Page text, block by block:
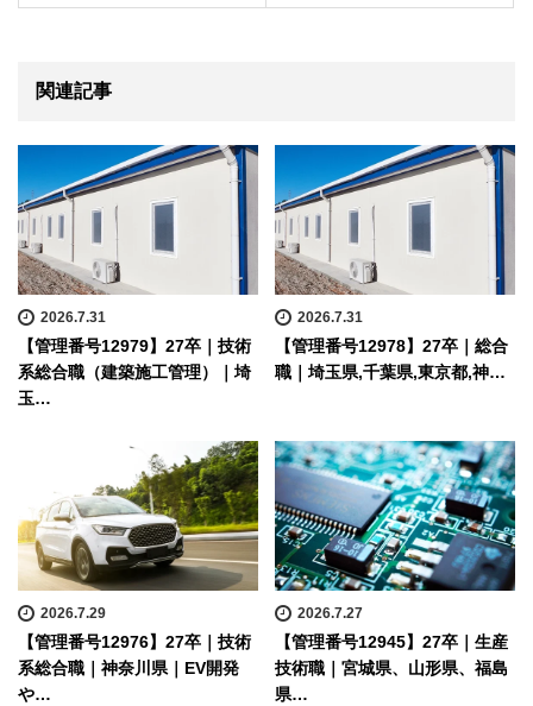
関連記事
2026.7.31
【管理番号12979】27卒｜技術
系総合職（建築施工管理）｜埼
玉…
2026.7.31
【管理番号12978】27卒｜総合
職｜埼玉県,千葉県,東京都,神…
2026.7.29
【管理番号12976】27卒｜技術
系総合職｜神奈川県｜EV開発
や…
2026.7.27
【管理番号12945】27卒｜生産
技術職｜宮城県、山形県、福島
県…